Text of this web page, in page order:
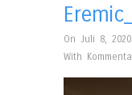
On Juli 8, 2020
With